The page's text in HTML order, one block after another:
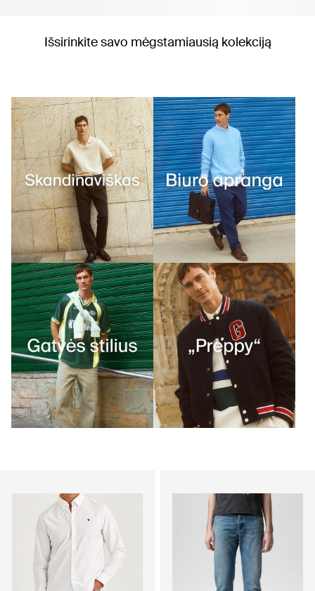
Išsirinkite savo mėgstamiausią kolekciją